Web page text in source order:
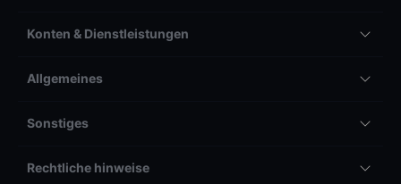
Konten & Dienstleistungen
Allgemeines
Sonstiges
Rechtliche hinweise